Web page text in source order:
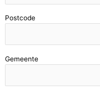
Postcode
Gemeente